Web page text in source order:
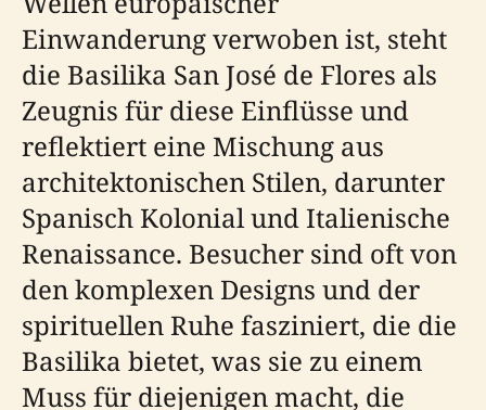
Einwanderung verwoben ist, steht
die Basilika San José de Flores als
Zeugnis für diese Einflüsse und
reflektiert eine Mischung aus
architektonischen Stilen, darunter
Spanisch Kolonial und Italienische
Renaissance. Besucher sind oft von
den komplexen Designs und der
spirituellen Ruhe fasziniert, die die
Basilika bietet, was sie zu einem
Muss für diejenigen macht, die